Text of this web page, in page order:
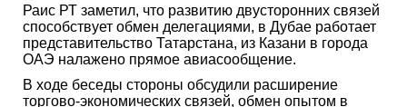
Раис РТ заметил, что развитию двусторонних связей
способствует обмен делегациями, в Дубае работает
представительство Татарстана, из Казани в города
ОАЭ налажено прямое авиасообщение.
В ходе беседы стороны обсудили расширение
торгово-экономических связей, обмен опытом в